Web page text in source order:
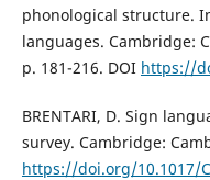
phonological structure.
languages. Cambridge:
p. 181-216. DOI https://
BRENTARI, D. Sign
survey. Cambridge:
https://doi.org/10.1017/